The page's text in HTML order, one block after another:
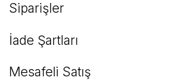
Siparişler
İade Şartları
Mesafeli Satış